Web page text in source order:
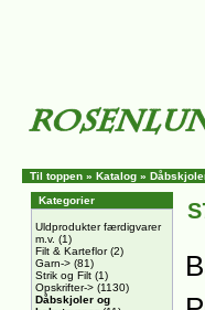
Til toppen » Katalog »
Kategorier
Uldprodukter færdigvarer
m.v. (1)
Filt & Karteflor(2)
Garn-> (81)
Strik og Filt (1)
Opskrifter-> (1130)
Dåbskjoler og